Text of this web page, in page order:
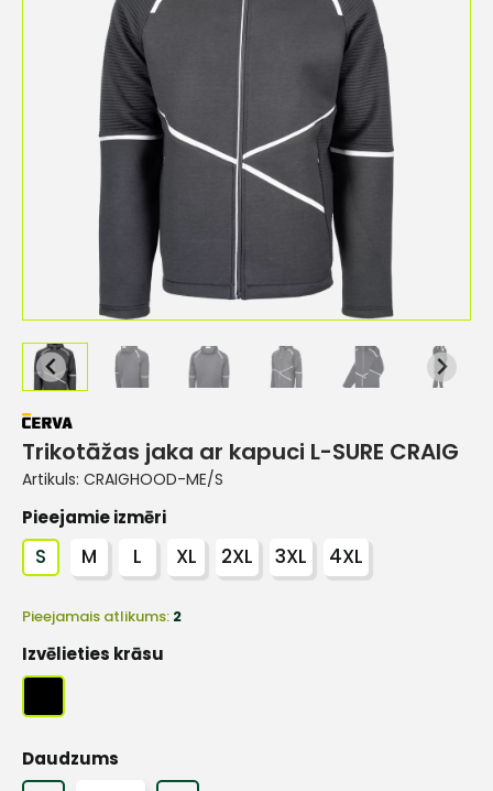
Trikotāžas jaka ar kapuci L-SURE CRAIG
Artikuls: CRAIGHOOD-ME/S
Pieejamie izmēri
S M L XL 2XL 3XL 4XL
Pieejamais atlikums: 2
Izvēlieties krāsu
Daudzums